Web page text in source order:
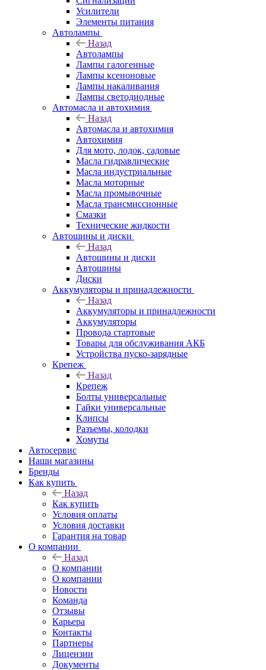
Усилители
Элементы питания
Автолампы
Назад
Автолампы
Лампы галогенные
Лампы ксеноновые
Лампы накаливания
Лампы светодиодные
Автомасла и автохимия
Назад
Автомасла и автохимия
Автохимия
Для мото, лодок, садовые
Масла гидравлические
Масла индустриальные
Масла моторные
Масла промывочные
Масла трансмиссионные
Смазки
Технические жидкости
Автошины и диски
Назад
Автошины и диски
Автошины
Диски
Аккумуляторы и принадлежности
Назад
Аккумуляторы и принадлежности
Аккумуляторы
Провода стартовые
Товары для обслуживания АКБ
Устройства пуско-зарядные
Крепеж
Назад
Крепеж
Болты универсальные
Гайки универсальные
Клипсы
Разъемы, колодки
Хомуты
Автосервис
Наши магазины
Бренды
Как купить
Назад
Как купить
Условия оплаты
Условия доставки
Гарантия на товар
О компании
Назад
О компании
О компании
Новости
Команда
Отзывы
Карьера
Контакты
Партнеры
Лицензии
Документы